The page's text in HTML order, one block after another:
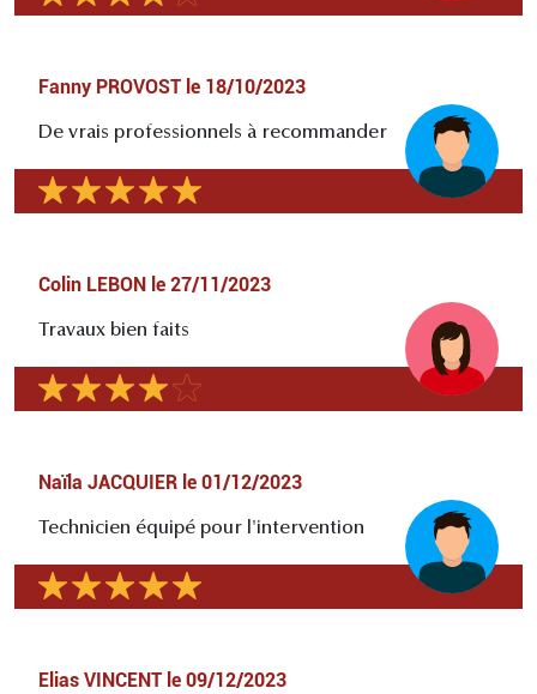
Fanny PROVOST le 18/10/2023
De vrais professionnels à recommander
Colin LEBON le 27/11/2023
Travaux bien faits
Naïla JACQUIER le 01/12/2023
Technicien équipé pour l'intervention
Elias VINCENT le 09/12/2023